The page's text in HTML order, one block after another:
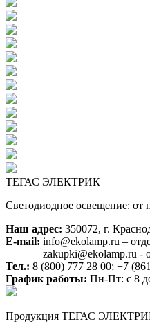
ТЕГАС ЭЛЕКТРИК
Светодиодное освещение: от
Наш адрес: 350072, г.
E-mail: info@ekolamp.ru –
zakupki@ekolamp.ru -
Тел.: 8 (800) 777 28 00; +7
График работы: Пн-Пт: с 8
Продукция ТЕГАС